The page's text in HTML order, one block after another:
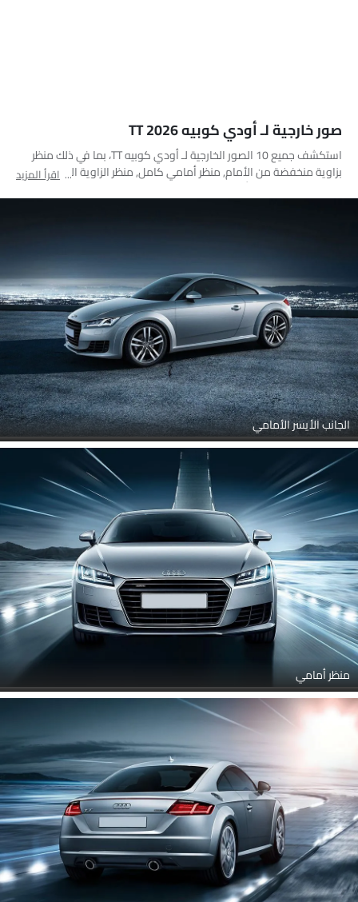
صور خارجية لـ أودي كوبيه TT 2026
استكشف جميع 10 الصور الخارجية لـ أودي كوبيه TT، بما في ذلك منظر
بزاوية منخفضة من الأمام, منظر أمامي كامل, منظر الزاوية الخلفية, منظر
جانب السائق, مصباح أمامي, مصباح خلفي, منظر الشبك الأمامي, عرض
بزاوية منخفضة خلفي, منظر مائل أمامي, منظر بزاوية منخفضة وعميقة
اقرأ المزيد
الجانب الأيسر الأمامي
منظر أمامي